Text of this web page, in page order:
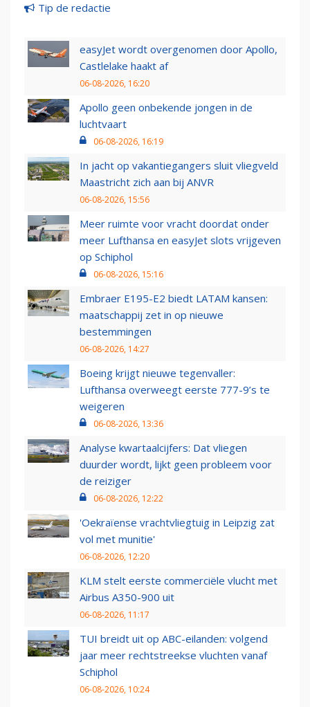
Tip de redactie
easyJet wordt overgenomen door Apollo,
Castlelake haakt af
06-08-2026, 16:20
Apollo geen onbekende jongen in de
luchtvaart
06-08-2026, 16:19
In jacht op vakantiegangers sluit vliegveld
Maastricht zich aan bij ANVR
06-08-2026, 15:56
Meer ruimte voor vracht doordat onder
meer Lufthansa en easyJet slots vrijgeven
op Schiphol
06-08-2026, 15:16
Embraer E195-E2 biedt LATAM kansen:
maatschappij zet in op nieuwe
bestemmingen
06-08-2026, 14:27
Boeing krijgt nieuwe tegenvaller:
Lufthansa overweegt eerste 777-9’s te
weigeren
06-08-2026, 13:36
Analyse kwartaalcijfers: Dat vliegen
duurder wordt, lijkt geen probleem voor
de reiziger
06-08-2026, 12:22
'Oekraïense vrachtvliegtuig in Leipzig zat
vol met munitie'
06-08-2026, 12:20
KLM stelt eerste commerciële vlucht met
Airbus A350-900 uit
06-08-2026, 11:17
TUI breidt uit op ABC-eilanden: volgend
jaar meer rechtstreekse vluchten vanaf
Schiphol
06-08-2026, 10:24